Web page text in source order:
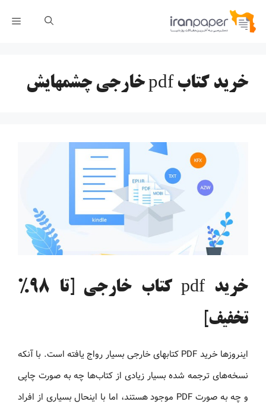
پرش
خرید کتاب pdf خارجی چشمهایش
خرید pdf کتاب خارجی [تا 98%
تخفیف]
اینروزها خرید PDF کتاب‎های خارجی بسیار رواج یافته است. با آنکه
نسخه‌های ترجمه شده بسیار زیادی از کتاب‌ها چه به صورت چاپی
و چه به صورت PDF موجود هستند، اما با اینحال بسیاری از افراد